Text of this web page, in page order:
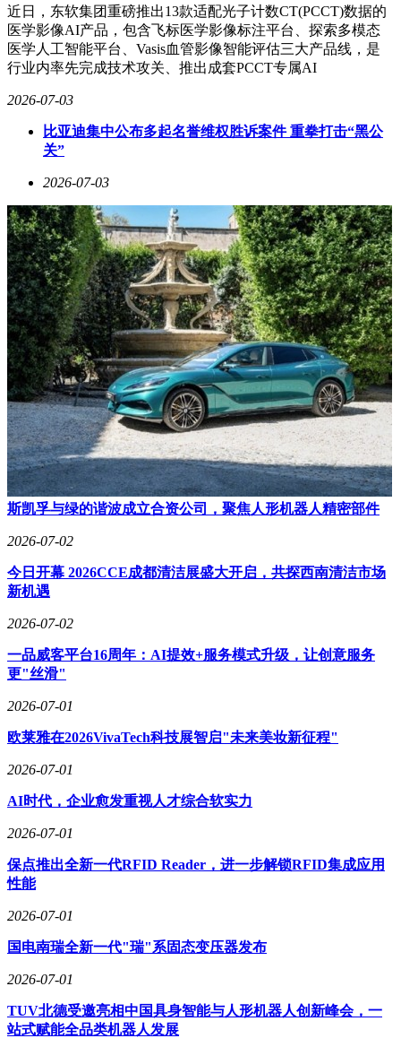
近日，东软集团重磅推出13款适配光子计数CT(PCCT)数据的
医学影像AI产品，包含飞标医学影像标注平台、探索多模态
医学人工智能平台、Vasis血管影像智能评估三大产品线，是
行业内率先完成技术攻关、推出成套PCCT专属AI
2026-07-03
比亚迪集中公布多起名誉维权胜诉案件 重拳打击“黑公
关”
2026-07-03
斯凯孚与绿的谐波成立合资公司，聚焦人形机器人精密部件
2026-07-02
今日开幕 2026CCE成都清洁展盛大开启，共探西南清洁市场
新机遇
2026-07-02
一品威客平台16周年：AI提效+服务模式升级，让创意服务
更"丝滑"
2026-07-01
欧莱雅在2026VivaTech科技展智启"未来美妆新征程"
2026-07-01
AI时代，企业愈发重视人才综合软实力
2026-07-01
保点推出全新一代RFID Reader，进一步解锁RFID集成应用
性能
2026-07-01
国电南瑞全新一代"瑞"系固态变压器发布
2026-07-01
TUV北德受邀亮相中国具身智能与人形机器人创新峰会，一
站式赋能全品类机器人发展